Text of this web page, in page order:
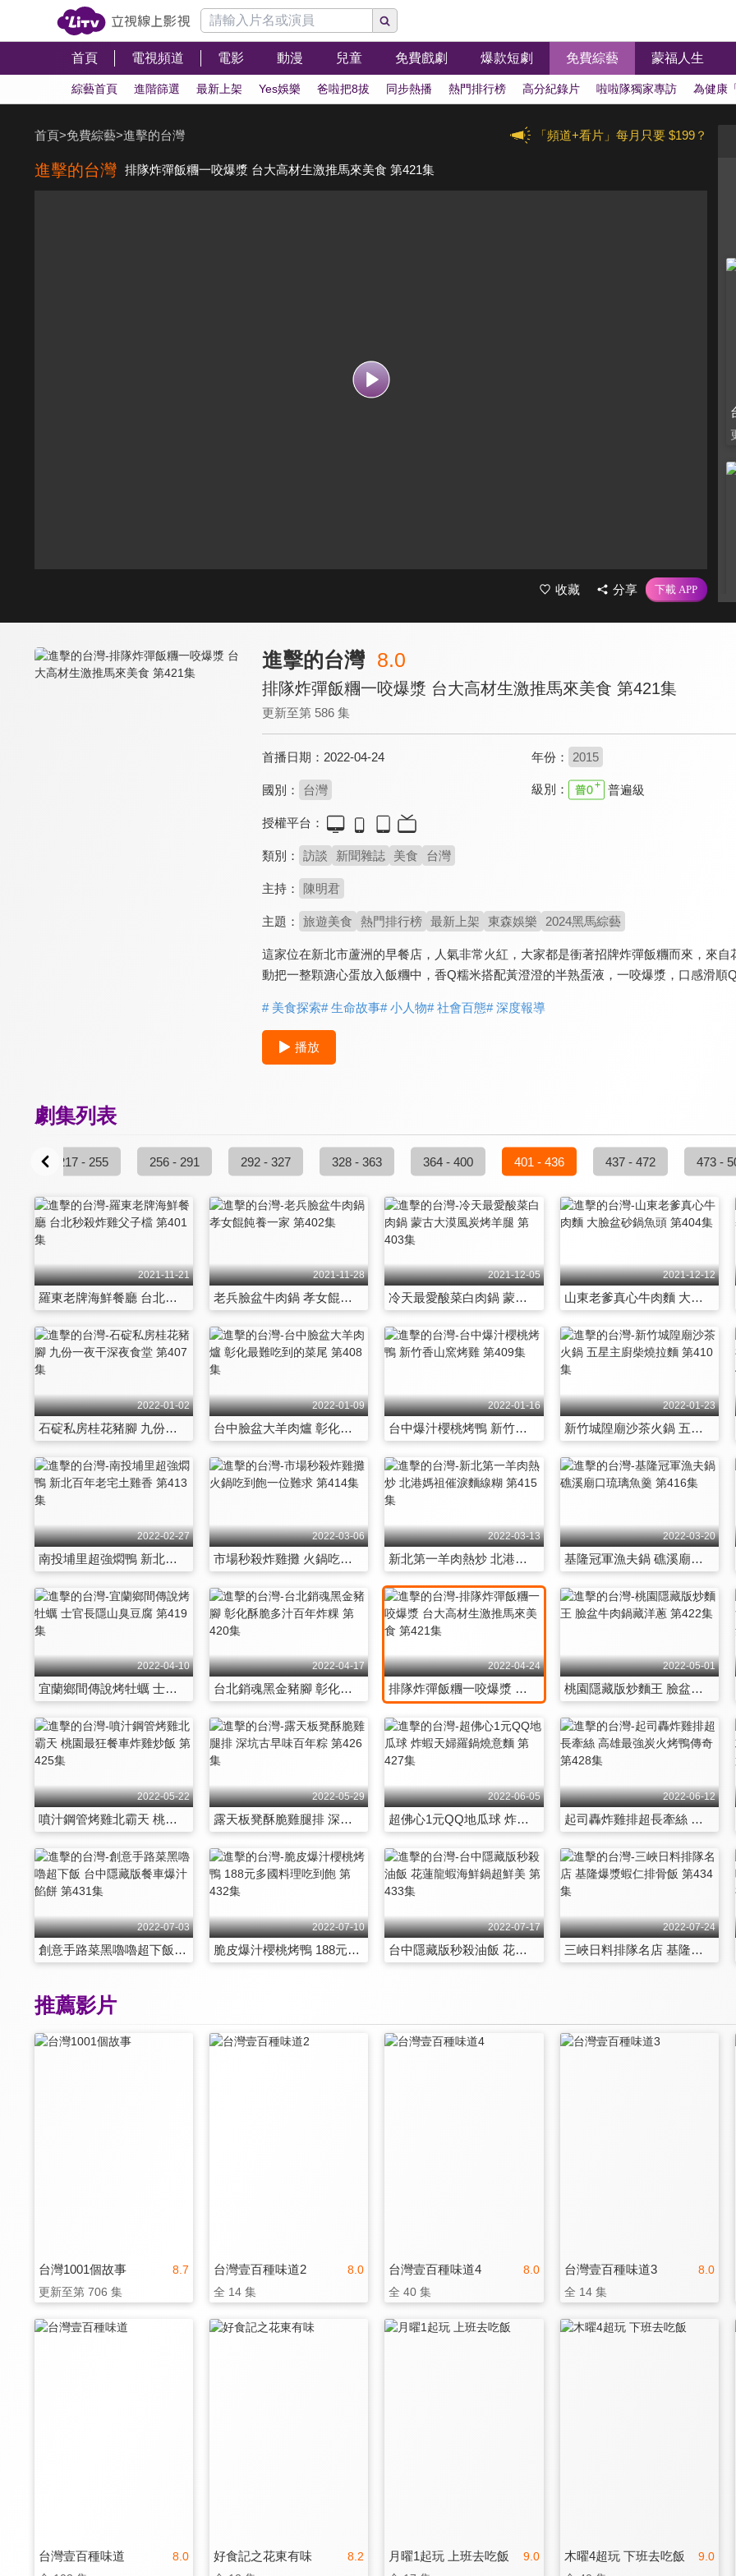
首頁 電視頻道 電影 動漫 兒童 免費戲劇 爆款短劇 免費綜藝 蒙福人生
綜藝首頁 進階篩選 最新上架 Yes娛樂 爸啦把8拔 同步熱播 熱門排行榜 高分紀錄片 啦啦隊獨家專訪 為健康
「頻道+看片」每月只要 $199？
首頁>免費綜藝>進擊的台灣
進擊的台灣 排隊炸彈飯糰一咬爆漿 台大高材生激推馬來美食 第421集
收藏 分享
進擊的台灣 8.0
排隊炸彈飯糰一咬爆漿 台大高材生激推馬來美食 第421集
更新至第 586 集
首播日期： 2022-04-24 年份： 2015
國別： 台灣 級別： 普遍級
授權平台：
類別： 訪談 新聞雜誌 美食 台灣
主持： 陳明君
主題： 旅遊美食 熱門排行榜 最新上架 東森娛樂 2024黑馬綜藝
這家位在新北市蘆洲的早餐店，人氣非常火紅，大家都是衝著招牌炸彈飯糰而來，來
動把一整顆溏心蛋放入飯糰中，香Q糯米搭配黃澄澄的半熟蛋液，一咬爆漿，口感滑順
# 美食探索# 生命故事# 小人物# 社會百態# 深度報導
播放
劇集列表
217 - 255 256 - 291 292 - 327 328 - 363 364 - 400 401 - 436 437 - 472 473 -
2021-11-21
羅東老牌海鮮餐廳 台北秒殺炸雞父子檔 第401集
2021-11-28
老兵臉盆牛肉鍋 孝女餛飩養一家 第402集
2021-12-05
冷天最愛酸菜白肉鍋 蒙古大漠風炭烤羊腿 第403集
2021-12-12
山東老爹真心牛肉麵 大臉盆砂鍋魚頭 第404集
2022-01-02
石碇私房桂花豬腳 九份一夜干深夜食堂 第407集
2022-01-09
台中臉盆大羊肉爐 彰化最難吃到的菜尾 第408集
2022-01-16
台中爆汁櫻桃烤鴨 新竹香山窯烤雞 第409集
2022-01-23
新竹城隍廟沙茶火鍋 五星主廚柴燒拉麵 第410集
2022-02-27
南投埔里超強燜鴨 新北百年老宅土雞香 第413集
2022-03-06
市場秒殺炸雞攤 火鍋吃到飽一位難求 第414集
2022-03-13
新北第一羊肉熱炒 北港媽祖催淚麵線糊 第415集
2022-03-20
基隆冠軍漁夫鍋 礁溪廟口琉璃魚羹 第416集
2022-04-10
宜蘭鄉間傳說烤牡蠣 士官長隱山臭豆腐 第419集
2022-04-17
台北銷魂黑金豬腳 彰化酥脆多汁百年炸粿 第420集
2022-04-24
排隊炸彈飯糰一咬爆漿 台大高材生激推馬來美食 第421集
2022-05-01
桃園隱藏版炒麵王 臉盆牛肉鍋藏洋蔥 第422集
2022-05-22
噴汁鋼管烤雞北霸天 桃園最狂餐車炸雞炒飯 第425集
2022-05-29
露天板凳酥脆雞腿排 深坑古早味百年粽 第426集
2022-06-05
超佛心1元QQ地瓜球 炸蝦天婦羅鍋燒意麵 第427集
2022-06-12
起司轟炸雞排超長牽絲 高雄最強炭火烤鴨傳奇 第428集
2022-07-03
創意手路菜黑嚕嚕超下飯 台中隱藏版餐車爆汁餡餅 第431集
2022-07-10
脆皮爆汁櫻桃烤鴨 188元多國料理吃到飽 第432集
2022-07-17
台中隱藏版秒殺油飯 花蓮龍蝦海鮮鍋超鮮美 第433集
2022-07-24
三峽日料排隊名店 基隆爆漿蝦仁排骨飯 第434集
推薦影片
8.7
台灣1001個故事
更新至第 706 集
8.0
台灣壹百種味道2
全 14 集
8.0
台灣壹百種味道4
全 40 集
8.0
台灣壹百種味道3
全 14 集
8.0
台灣壹百種味道 8.2
好食記之花東有味 9.0
月曜1起玩 上班去吃飯 9.0
木曜4超玩 下班去吃飯